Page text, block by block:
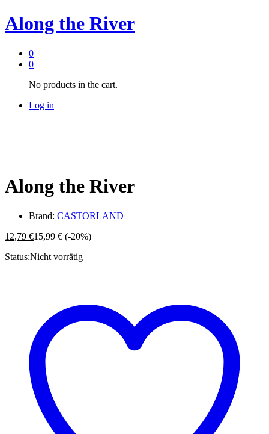
Along the River
0
0
No products in the cart.
Log in
Along the River
Brand: CASTORLAND
12,79 €15,99€ (-20%)
Status:Nicht vorrätig